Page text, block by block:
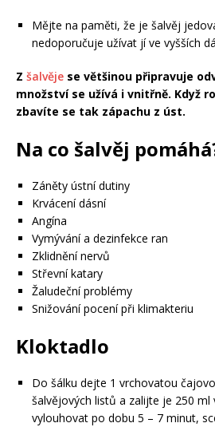
Mějte na paměti, že je šalvěj
nedoporučuje užívat jí ve vyšších
Z šalvěje se většinou připravuje
množství se užívá i vnitřně. Když
zbavíte se tak zápachu z úst.
Na co šalvěj
Záněty ústní dutiny
Krvácení dásní
Angína
Vymývání a dezinfekce ran
Zklidnění nervů
Střevní katary
Žaludeční problémy
Snižování pocení při klimakteriu
Kloktadlo
Do šálku dejte 1 vrchovatou
šalvějových listů a zalijte je 250 ml
vylouhovat po dobu 5 – 7 minut,